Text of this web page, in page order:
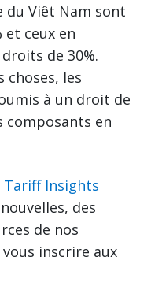
du Viêt Nam sont
et ceux en
de 30%.
choses, les
à un droit de
composants en
Insights
des
de nos
inscrire aux